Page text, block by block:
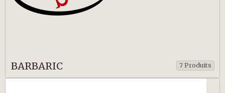
BARBARIC 7 Produits